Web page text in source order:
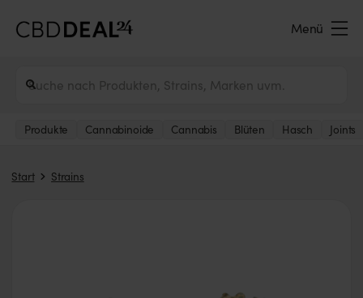
Menü
Produkte Cannabinoide Cannabis Blüten Hasch Joints
Start Strains